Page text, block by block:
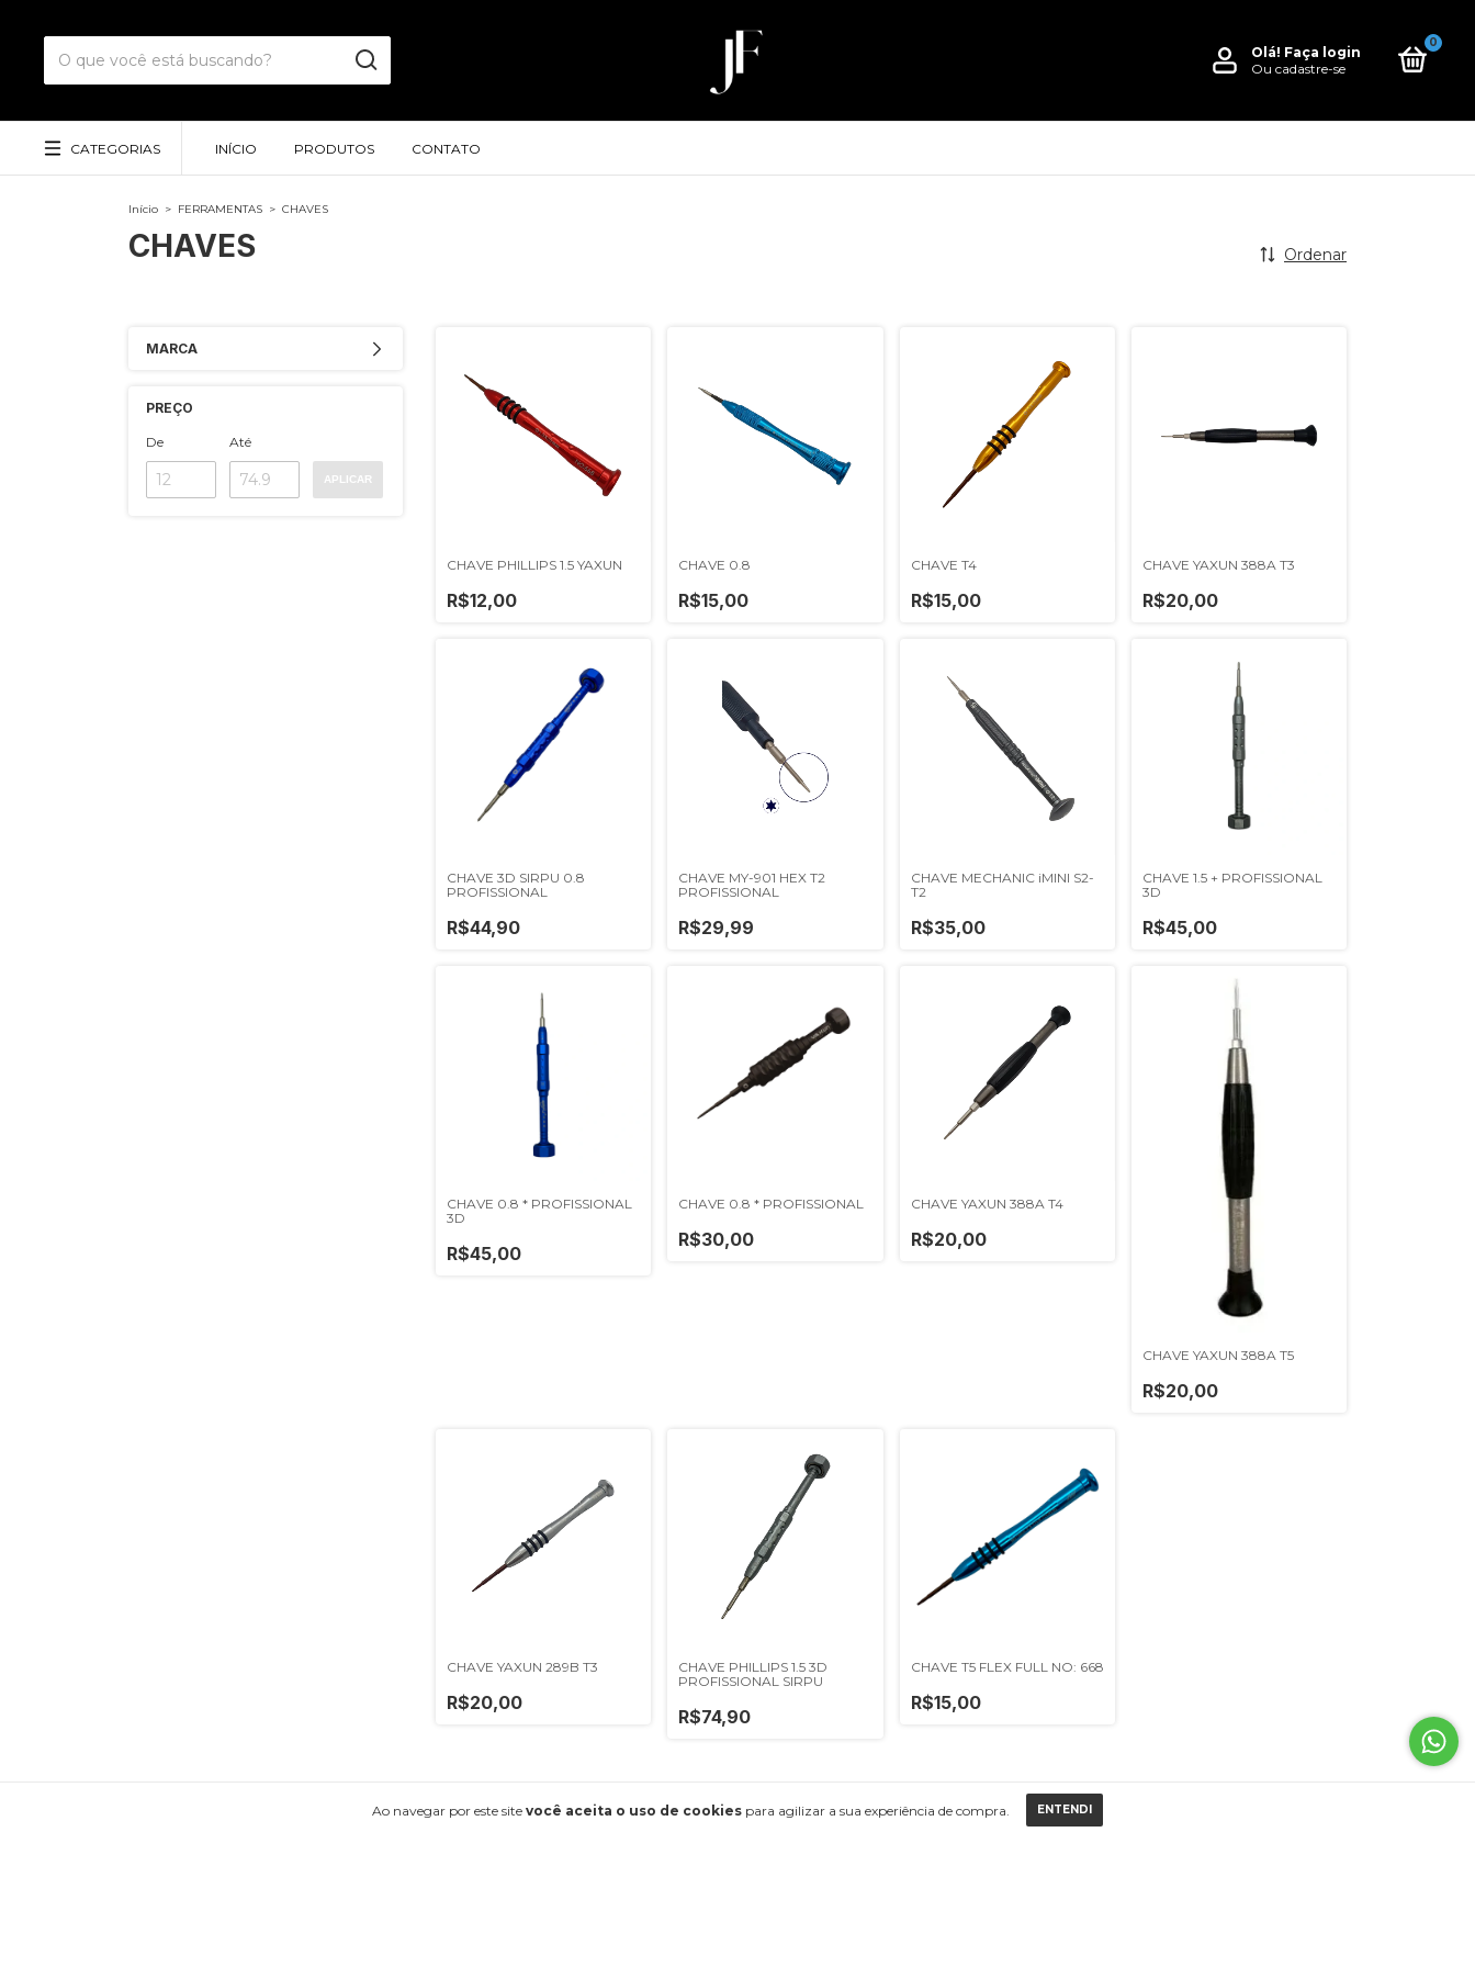
Olá! Faça login
Ou cadastre-se
0
CATEGORIAS INÍCIO PRODUTOS CONTATO
Ao navegar por este site você aceita o uso de cookies para agilizar a sua experiência de compra. ENTENDI
Início > FERRAMENTAS > CHAVES
CHAVES Ordenar
MARCA
PREÇO
De Até
APLICAR
CHAVE PHILLIPS 1.5 YAXUN
R$12,00
CHAVE 0.8
R$15,00
CHAVE T4
R$15,00
CHAVE YAXUN 388A T3
R$20,00
CHAVE 3D SIRPU 0.8
PROFISSIONAL
R$44,90
CHAVE MY-901 HEX T2
PROFISSIONAL
R$29,99
CHAVE MECHANIC iMINI S2-
T2
R$35,00
CHAVE 1.5 + PROFISSIONAL
3D
R$45,00
CHAVE 0.8 * PROFISSIONAL
3D
R$45,00
CHAVE 0.8 * PROFISSIONAL
R$30,00
CHAVE YAXUN 388A T4
R$20,00
CHAVE YAXUN 388A T5
R$20,00
CHAVE YAXUN 289B T3
R$20,00
CHAVE PHILLIPS 1.5 3D
PROFISSIONAL SIRPU
R$74,90
CHAVE T5 FLEX FULL NO: 668
R$15,00